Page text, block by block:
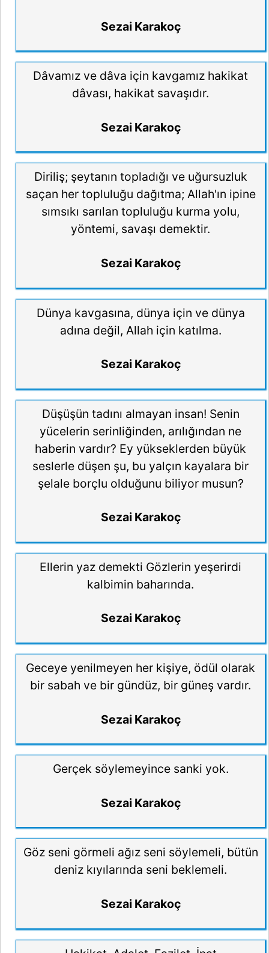
Sezai Karakoç
Dâvamız ve dâva için kavgamız hakikat
dâvası, hakikat savaşıdır.
Sezai Karakoç
Diriliş; şeytanın topladığı ve uğursuzluk
saçan her topluluğu dağıtma; Allah'ın ipine
sımsıkı sarılan topluluğu kurma yolu,
yöntemi, savaşı demektir.
Sezai Karakoç
Dünya kavgasına, dünya için ve dünya
adına değil, Allah için katılma.
Sezai Karakoç
Düşüşün tadını almayan insan! Senin
yücelerin serinliğinden, arılığından ne
haberin vardır? Ey yükseklerden büyük
seslerle düşen şu, bu yalçın kayalara bir
şelale borçlu olduğunu biliyor musun?
Sezai Karakoç
Ellerin yaz demekti Gözlerin yeşerirdi
kalbimin baharında.
Sezai Karakoç
Geceye yenilmeyen her kişiye, ödül olarak
bir sabah ve bir gündüz, bir güneş vardır.
Sezai Karakoç
Gerçek söylemeyince sanki yok.
Sezai Karakoç
Göz seni görmeli ağız seni söylemeli, bütün
deniz kıyılarında seni beklemeli.
Sezai Karakoç